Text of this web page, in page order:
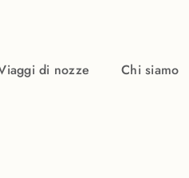
di nozze Chi siamo